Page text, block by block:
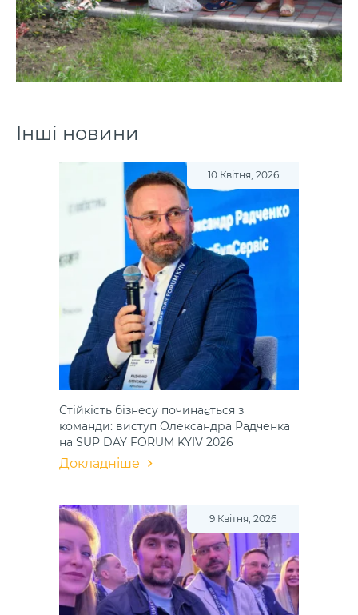
Інші новини
10 Квітня, 2026
Стійкість бізнесу починається з
команди: виступ Олександра Радченка
на SUP DAY FORUM KYIV 2026
Докладніше
9 Квітня, 2026